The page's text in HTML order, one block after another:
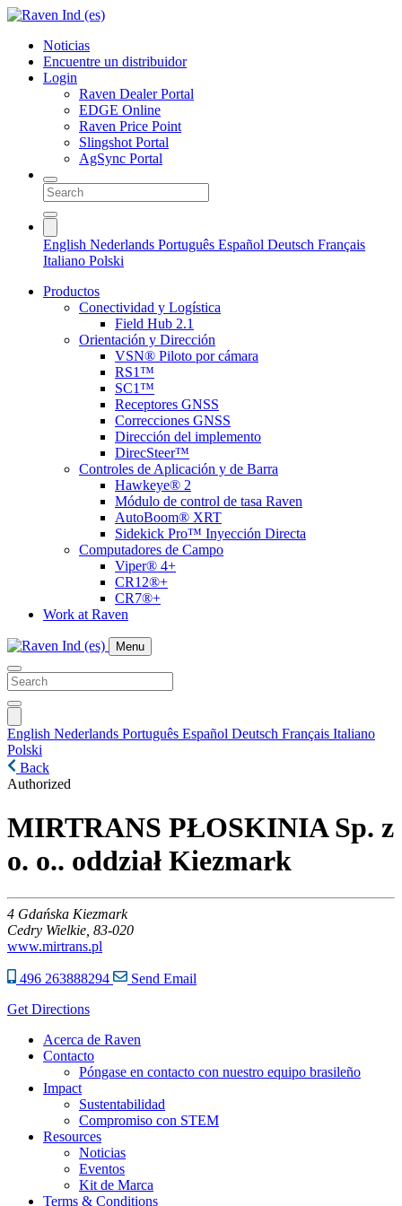
Noticias
Encuentre un distribuidor
Login
Raven Dealer Portal
EDGE Online
Raven Price Point
Slingshot Portal
AgSync Portal
English Nederlands Português Español Deutsch Français
Italiano Polski
Productos
Conectividad y Logística
Field Hub 2.1
Orientación y Dirección
VSN® Piloto por cámara
RS1™
SC1™
Receptores GNSS
Correcciones GNSS
Dirección del implemento
DirecSteer™
Controles de Aplicación y de Barra
Hawkeye® 2
Módulo de control de tasa Raven
AutoBoom® XRT
Sidekick Pro™ Inyección Directa
Computadores de Campo
Viper® 4+
CR12®+
CR7®+
Work at Raven
Menu
English Nederlands Português Español Deutsch Français Italiano
Polski
Back
Authorized
MIRTRANS PŁOSKINIA Sp. z
o. o.. oddział Kiezmark
4 Gdańska Kiezmark
Cedry Wielkie, 83-020
www.mirtrans.pl
496 263888294
Send Email
Get Directions
Acerca de Raven
Contacto
Póngase en contacto con nuestro equipo brasileño
Impact
Sustentabilidad
Compromiso con STEM
Resources
Noticias
Eventos
Kit de Marca
Terms & Conditions